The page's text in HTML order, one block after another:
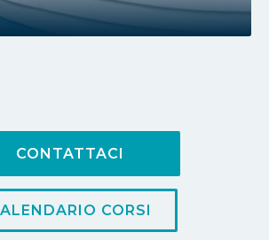
CONTATTACI
CORSI